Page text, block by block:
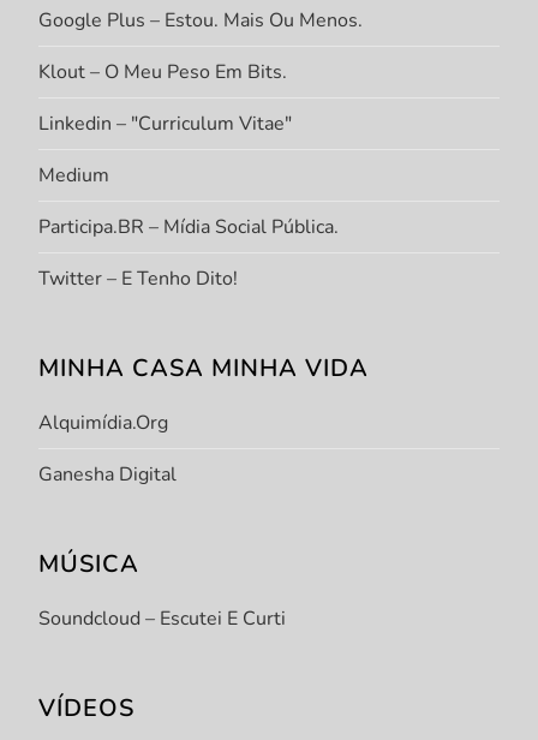
Google Plus – Estou. Mais Ou Menos.
Klout – O Meu Peso Em Bits.
Linkedin – "Curriculum Vitae"
Medium
Participa.BR – Mídia Social Pública.
Twitter – E Tenho Dito!
MINHA CASA MINHA VIDA
Alquimídia.org
Ganesha Digital
MÚSICA
Soundcloud – Escutei E Curti
VÍDEOS